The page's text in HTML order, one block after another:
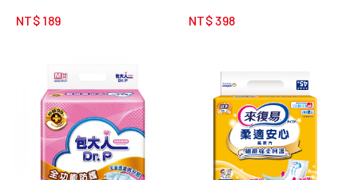
NT$ 189 NT$ 398